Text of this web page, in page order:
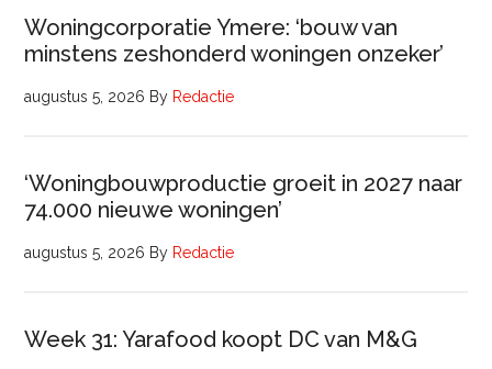
Woningcorporatie Ymere: ‘bouw van
minstens zeshonderd woningen onzeker’
augustus 5, 2026 By Redactie
‘Woningbouwproductie groeit in 2027 naar
74.000 nieuwe woningen’
augustus 5, 2026 By Redactie
Week 31: Yarafood koopt DC van M&G